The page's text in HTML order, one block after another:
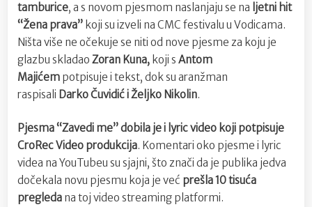
tamburice, a s novom pjesmom naslanjaju se na ljetni hit
“Žena prava” koji su izveli na CMC festivalu u Vodicama.
Ništa više ne očekuje se niti od nove pjesme za koju je
glazbu skladao Zoran Kuna, koji s Antom
Majićem potpisuje i tekst, dok su aranžman
raspisali Darko Čuvidić i Željko Nikolin.
Pjesma “Zavedi me” dobila je i lyric video koji potpisuje
CroRec Video produkcija. Komentari oko pjesme i lyric
videa na YouTubeu su sjajni, što znači da je publika jedva
dočekala novu pjesmu koja je već prešla 10 tisuća
pregleda na toj video streaming platformi.